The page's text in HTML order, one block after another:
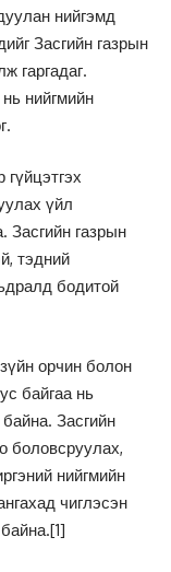
нийгэмд
Засгийн газрын
гаргадаг.
нийгмийн
үйл
Засгийн газрын
тэдний
бодитой
орчин болон
байгаа нь
Засгийн
боловсруулах,
нийгмийн
чиглэсэн
[1]